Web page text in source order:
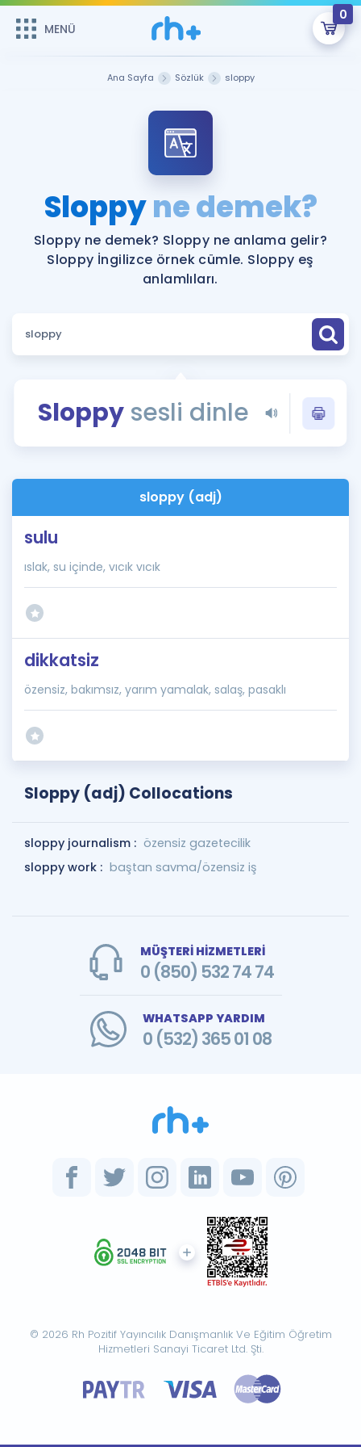
MENÜ
0
Şifremi Hatırlamıyorum
ÜYE DEĞİLİM
Sepetin Şu An Boş.
Remzi Hoca ile seni sınava hazırlayacak onlarca eğitim seni
bekliyor!
MENÜ
Katılımcı Görüşleri
Faydalı Araçlar
Sözlük
Rehberlik Aracı
ÖSYM Sınav Takvimi
Kampanyalar
Blog
Hakkımızda
Ana Sayfa Sözlük sloppy
Sloppyne demek?
Sloppy ne demek? Sloppy ne anlama gelir?
Sloppy İngilizce örnek cümle. Sloppy eş
anlamlıları.
Sloppy sesli dinle
sloppy (adj)
sulu
ıslak, su içinde, vıcık vıcık
dikkatsiz
özensiz, bakımsız, yarım yamalak, salaş, pasaklı
Sloppy (adj) Collocations
sloppy journalism : özensiz gazetecilik
sloppy work : baştan savma/özensiz iş
MÜŞTERİ HİZMETLERİ
0 (850) 532 74 74
WHATSAPP YARDIM
0 (532) 365 01 08
© 2026 Rh Pozitif Yayıncılık Danışmanlık Ve Eğitim Öğretim
Hizmetleri Sanayi Ticaret Ltd. Şti.